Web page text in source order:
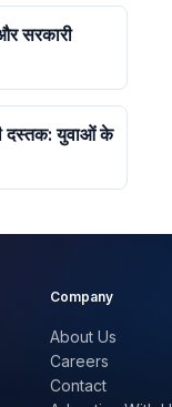
सरकारी
दस्तक: युवाओं के
Company
About Us
Careers
Contact